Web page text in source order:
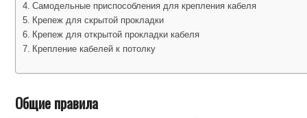
Самодельные приспособления для крепления кабеля
Крепеж для скрытой прокладки
Крепеж для открытой прокладки кабеля
Крепление кабелей к потолку
Общие правила